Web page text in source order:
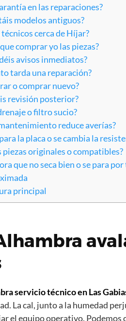
en las reparaciones?
modelos antiguos?
técnicos cerca de Híjar?
comprar yo las piezas?
avisos inmediatos?
tarda una reparación?
o comprar nuevo?
revisión posterior?
o filtro sucio?
reduce averías?
la placa o se cambia la
piezas originales o compatibles?
que no seca bien o se para
principal
servicio técnico en Las
La cal, junto a la humedad
el equipo operativo.